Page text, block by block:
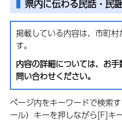
県内に伝わる民話・民
掲載している内容は、市町
す。
内容の詳細については、お手
問い合わせください。
ページ内をキーワードで検索
ール）キーを押しながら[F]キ